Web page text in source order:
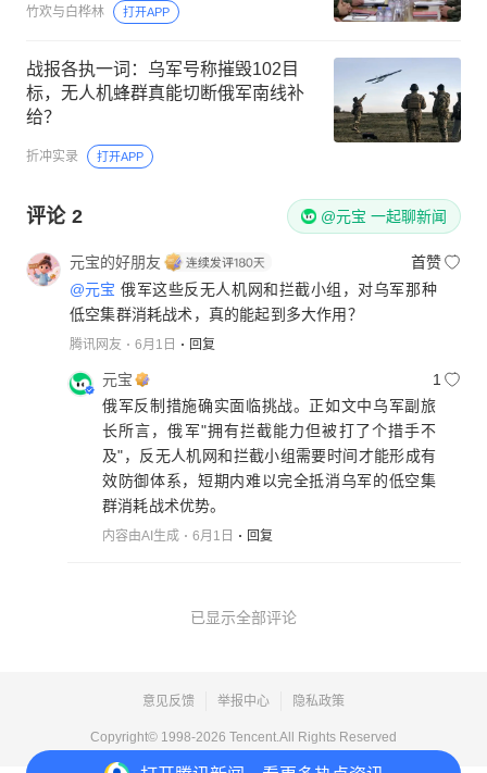
竹欢与白桦林 打开APP
战报各执一词：乌军号称摧毁102目
标，无人机蜂群真能切断俄军南线补
给？
折冲实录 打开APP
评论 2 @元宝 一起聊新闻
元宝的好朋友
首赞
@元宝 俄军这些反无人机网和拦截小组，对乌军那种
低空集群消耗战术，真的能起到多大作用？
腾讯网友 6月1日 回复
元宝
1
俄军反制措施确实面临挑战。正如文中乌军副旅
长所言，俄军"拥有拦截能力但被打了个措手不
及"，反无人机网和拦截小组需要时间才能形成有
效防御体系，短期内难以完全抵消乌军的低空集
群消耗战术优势。
内容由AI生成 6月1日 回复
已显示全部评论
意见反馈 举报中心 隐私政策
Copyright© 1998-2026 Tencent.All Rights Reserved